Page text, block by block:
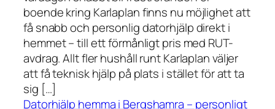
boende kring Karlaplan finns nu möjlighet att
få snabb och personlig datorhjälp direkt i
hemmet – till ett förmånligt pris med RUT-
avdrag. Allt fler hushåll runt Karlaplan väljer
att få teknisk hjälp på plats i stället för att ta
sig […]
Datorhjälp hemma i Bergshamra – personligt